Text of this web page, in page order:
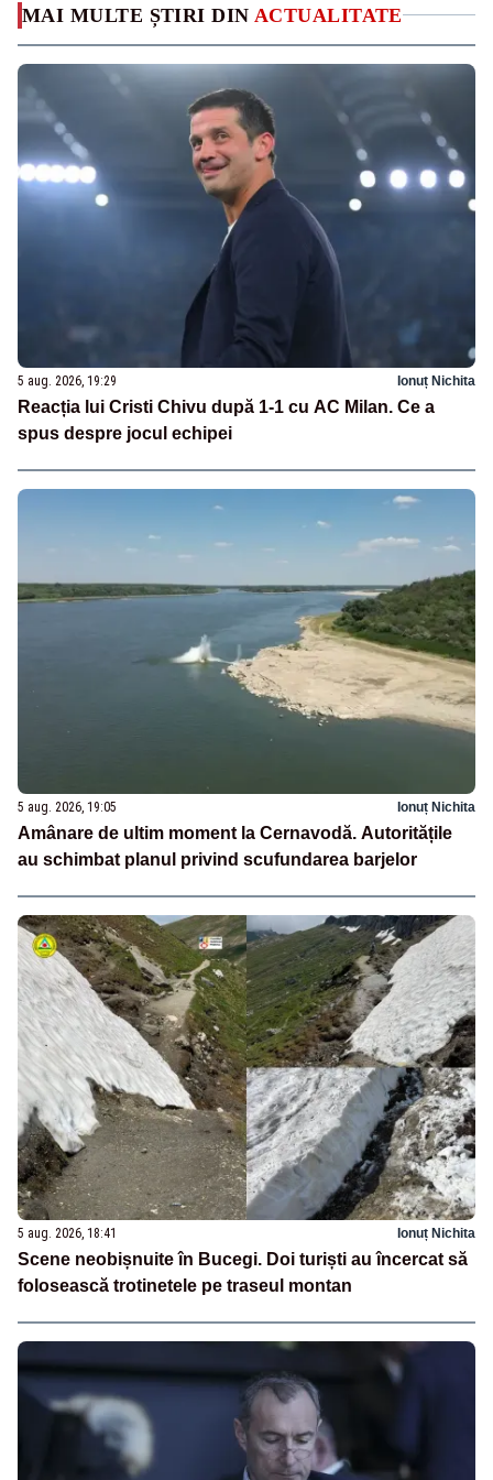
MAI MULTE ȘTIRI DIN ACTUALITATE
5 aug. 2026, 19:29 Ionuț Nichita
Reacția lui Cristi Chivu după 1-1 cu AC Milan. Ce a
spus despre jocul echipei
5 aug. 2026, 19:05 Ionuț Nichita
Amânare de ultim moment la Cernavodă. Autoritățile
au schimbat planul privind scufundarea barjelor
5 aug. 2026, 18:41 Ionuț Nichita
Scene neobișnuite în Bucegi. Doi turiști au încercat să
folosească trotinetele pe traseul montan